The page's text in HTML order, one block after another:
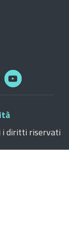
i diritti riservati